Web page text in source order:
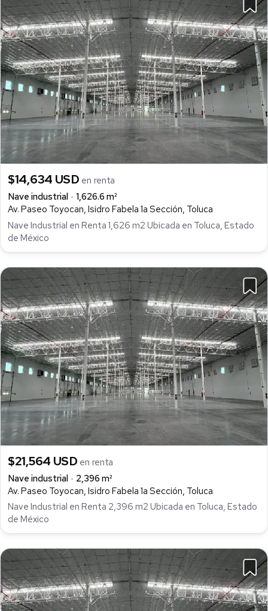
$14,634 USD en renta
Nave industrial
1,626.6 m²
Av. Paseo Toyocan, Isidro Fabela 1a Sección, Toluca
Nave Industrial en Renta 1,626 m2 Ubicada en Toluca, Estado
de México
$21,564 USD en renta
Nave industrial
2,396 m²
Av. Paseo Toyocan, Isidro Fabela 1a Sección, Toluca
Nave Industrial en Renta 2,396 m2 Ubicada en Toluca, Estado
de México